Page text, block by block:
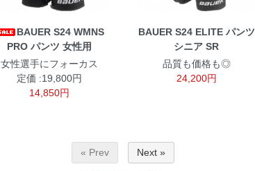
BAUER S24 WMNS
PRO パンツ 女性用
女性選手にフォーカス
定価 :19,800円
14,850円
BAUER S24 ELITE パンツ
シニア SR
品質も価格も◎
24,200円
« Prev Next »